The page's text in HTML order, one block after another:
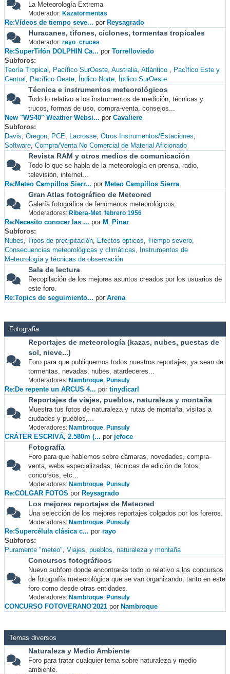
La Meteorología Extrema
Moderador: Kazatormentas
Re:Vídeos de tiempo seve... por Reysagrado
Huracanes, tifones, ciclones, tormentas tropicales
Moderador: rayo_cruces
Re:SuperTifón DOLPHIN Ca... por Torrelloviedo
Subforos
Teoría Tropical
Pacífico SurOeste Australia Atlántico
Pacífico Este y
Central
Pacífico Oeste Índico Norte Índico SurOeste
Técnica e instrumentos meteorológicos
Todo lo relativo a los instrumentos de medición, técnicas y
trucos, formas de uso, compra-venta, consejos...
New "WS40" Weather Websi... por Cavaliere
Subforos
Davis Oregon PCE Lacrosse Otros Instrumentos/Estaciones
Software Compra/Venta No Comercial de Material Aficionado
Revista RAM y otros medios de comunicación
Todo lo que se habla de la meteorología en prensa, radio,
televisión, internet...
Re:Meteo Campillos Sierr... por Meteo Campillos Sierra
Gran Atlas fotográfico de Meteored
Galería fotográfica de fenómenos meteorológicos.
Moderadores: Ribera-Met, febrero 1956
Re:Necesito conocer las ... por M_Pinar
Subforos
Nubes Tipos de precipitación Efectos ópticos Tiempo severo
Consecuencias meteorológicas y climáticas
Instrumentos de
Meteorología y técnicas de observación
Sala de lectura
Recopilación de los mejores asuntos creados por los usuarios de
este foro.
Re:Topics de seguimiento... por Arena
Fotografia
Reportajes de meteorología (kazas, nubes, puestas de
sol, nieve...)
Foro para que publiquemos todos nuestros reportajes, ya sean de
tormentas, nevadas, nubes, atardeceres...
Moderadores: Nambroque, Punsuly
Re:De repente un ARCUS 4... por tinydicarl
Reportajes de viajes, pueblos, naturaleza y montaña
Muestra tus fotos de naturaleza y rutas de montaña, visitas a
ciudades y pueblos,...
Moderadores: Nambroque, Punsuly
CRÁTER ESCRIVÁ, 2.580m (... por jefoce
Fotografía
Foro para que hablemos sobre cámaras, novedades, compra-
venta, webs especializadas, técnicas de edición de fotos,
concursos, etc...
Moderadores: Nambroque, Punsuly
Re:COLGAR FOTOS por Reysagrado
Los mejores reportajes de Meteored
Una selección de los mejores reportajes colgados por los foreros.
Moderadores: Nambroque, Punsuly
Re:Supercélula clásica c... por rayo
Subforos
Puramente "meteo" Viajes, pueblos, naturaleza y montaña
Concursos fotográficos
Nuevo subforo donde encontrarás todo lo relativo a los concursos
de fotografía meteorológica que se van organizando, tanto en este
foro como desde otras entidades.
Moderadores: Nambroque, Punsuly
CONCURSO FOTOVERANO'2021 por Nambroque
Temas diversos
Naturaleza y Medio Ambiente
Foro para tratar cualquier tema sobre naturaleza y medio
ambiente.